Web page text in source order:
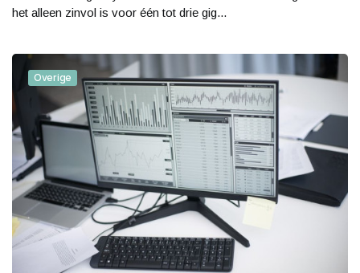
het alleen zinvol is voor één tot drie gig...
Overige